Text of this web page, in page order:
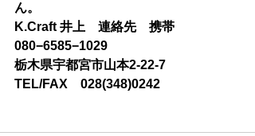
ん。
K.Craft 井上　連絡先　携帯
080−6585−1029
栃木県宇都宮市山本2-22-7
TEL/FAX　028(348)0242